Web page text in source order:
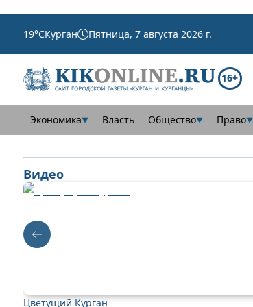
19°CКурган Пятница, 7 августа 2026 г.
16+
Экономика▼ Власть Общество▼ Право▼
Видео
Цветущий Курган